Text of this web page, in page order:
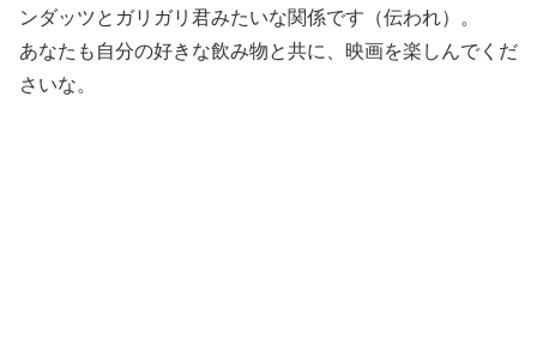
ンダッツとガリガリ君みたいな関係です（伝われ）。
あなたも自分の好きな飲み物と共に、映画を楽しんでくだ
さいな。